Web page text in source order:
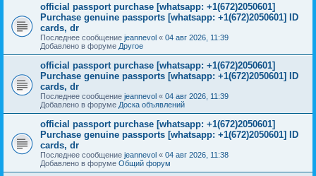
official passport purchase [whatsapp: +1(672)2050601]
Purchase genuine passports [whatsapp: +1(672)2050601] ID
cards, dr
Последнее сообщение jeannevol « 04 авг 2026, 11:39
Добавлено в форуме Другое
official passport purchase [whatsapp: +1(672)2050601]
Purchase genuine passports [whatsapp: +1(672)2050601] ID
cards, dr
Последнее сообщение jeannevol « 04 авг 2026, 11:39
Добавлено в форуме Доска объявлений
official passport purchase [whatsapp: +1(672)2050601]
Purchase genuine passports [whatsapp: +1(672)2050601] ID
cards, dr
Последнее сообщение jeannevol « 04 авг 2026, 11:38
Добавлено в форуме Общий форум